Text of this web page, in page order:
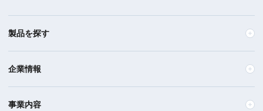
製品を探す
企業情報
事業内容